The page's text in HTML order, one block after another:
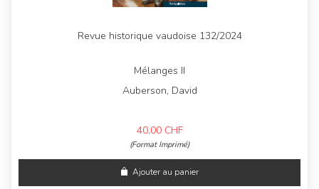
Revue historique vaudoise 132/2024
Mélanges II
Auberson, David
40,00 CHF
(Format Imprimé)
Ajouter au panier